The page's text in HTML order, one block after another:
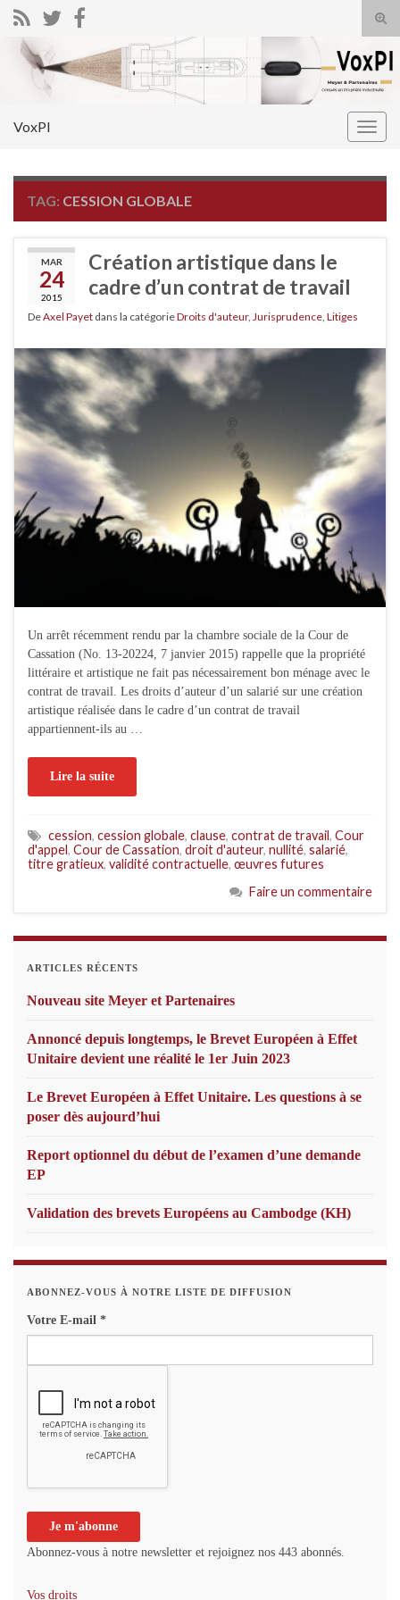
Search for:
VoxPI
TAG: CESSION GLOBALE
MAR
24
2015
Création artistique dans le
cadre d’un contrat de travail
DeAxel Payet dans la catégorieDroits d'auteur, Jurisprudence Litiges
Un arrêt récemment rendu par la chambre sociale de la Cour de
Cassation (No. 13-20224, 7 janvier 2015) rappelle que la propriété
littéraire et artistique ne fait pas nécessairement bon ménage avec le
contrat de travail. Les droits d’auteur d’un salarié sur une création
artistique réalisée dans le cadre d’un contrat de travail
appartiennent-ils au …
Lire la suite
cession, cession globale, clause, contrat de travail, Cour
d'appel, Cour de Cassation, droit d'auteur, nullité, salarié,
titre gratieux, validité contractuelle, œuvres futures
Faire un commentaire
ARTICLES RÉCENTS
Nouveau site Meyer et Partenaires
Annoncé depuis longtemps, le Brevet Européen à Effet
Unitaire devient une réalité le 1er Juin 2023
Le Brevet Européen à Effet Unitaire. Les questions à se
poser dès aujourd’hui
Report optionnel du début de l’examen d’une demande
EP
Validation des brevets Européens au Cambodge (KH)
ABONNEZ-VOUS À NOTRE LISTE DE DIFFUSION
Votre E-mail *
Abonnez-vous à notre newsletter et rejoignez nos 443 abonnés.
Vos droits